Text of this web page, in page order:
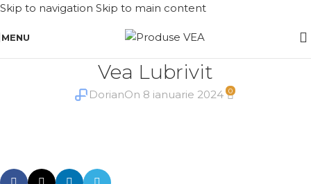
Skip to navigation Skip to main content
MENU
Vea Lubrivit
DorianOn 8 ianuarie 2024 0